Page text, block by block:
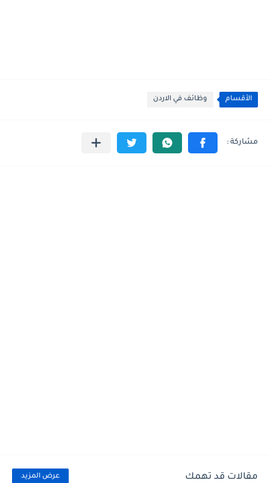
الأقسام وظائف في الاردن
مقالات قد تهمك عرض المزيد